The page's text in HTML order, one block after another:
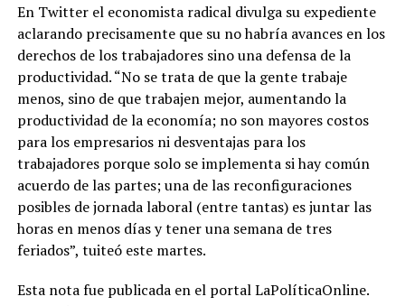
En Twitter el economista radical divulga su expediente
aclarando precisamente que su no habría avances en los
derechos de los trabajadores sino una defensa de la
productividad. “No se trata de que la gente trabaje
menos, sino de que trabajen mejor, aumentando la
productividad de la economía; no son mayores costos
para los empresarios ni desventajas para los
trabajadores porque solo se implementa si hay común
acuerdo de las partes; una de las reconfiguraciones
posibles de jornada laboral (entre tantas) es juntar las
horas en menos días y tener una semana de tres
feriados”, tuiteó este martes.
Esta nota fue publicada en el portal LaPolíticaOnline.